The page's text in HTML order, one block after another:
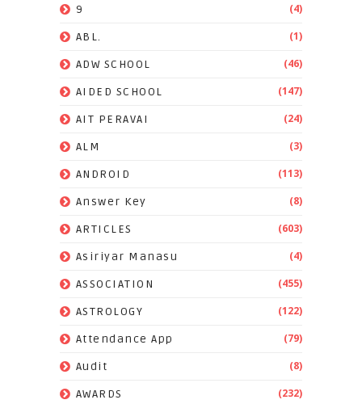
9 (4)
ABL. (1)
ADW SCHOOL (46)
AIDED SCHOOL (147)
AIT PERAVAI (24)
ALM (3)
ANDROID (113)
Answer Key (8)
ARTICLES (603)
Asiriyar Manasu (4)
ASSOCIATION (455)
ASTROLOGY (122)
Attendance App (79)
Audit (8)
AWARDS (232)